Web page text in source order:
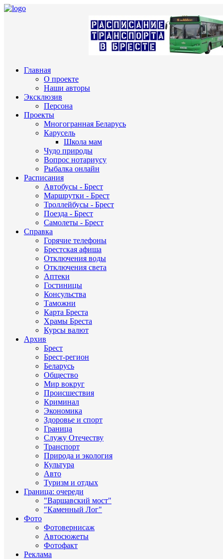
Главная
О проекте
Наши авторы
Эксклюзив
Персона
Проекты
Многогранная Беларусь
Карусель
Школа мам
Чудо природы
Вопрос нотариусу
Рыбалка онлайн
Расписания
Автобусы - Брест
Маршрутки - Брест
Троллейбусы - Брест
Поезда - Брест
Самолеты - Брест
Справка
Горячие телефоны
Брестская афиша
Отключения воды
Отключения света
Аптеки
Гостиницы
Консульства
Таможни
Карта Бреста
Храмы Бреста
Курсы валют
Архив
Брест
Брест-регион
Беларусь
Общество
Мир вокруг
Происшествия
Криминал
Экономика
Здоровье и спорт
Граница
Служу Отечеству
Транспорт
Природа и экология
Культура
Авто
Туризм и отдых
Граница: очереди
"Варшавский мост"
"Каменный Лог"
Фото
Фотовернисаж
Автосюжеты
Фотофакт
Реклама